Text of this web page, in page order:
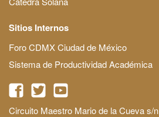
Sitios Internos
Foro CDMX Ciudad de México
Sistema de Productividad Académica
Circuito Maestro Mario de la Cueva s/n